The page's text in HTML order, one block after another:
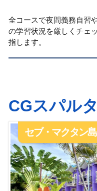
全コースで夜間義務自習
の学習状況を厳しくチェ
指します。
CGスパル
セブ・マクタン島